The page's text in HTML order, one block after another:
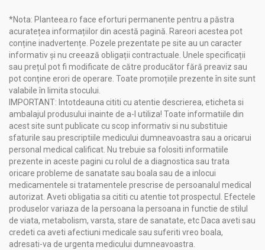
Compozitie
Unguent cu propolis 40g - NERA PLANT
Ce ingrediente conţine?
(RO)ulei de floarea soarelui, ceară de albine, ulei de măsline,
extract de coada-şoricelului, extract de rostopască, extract de
trei-fraţi-pătaţi, apă, alcool, miere de albine, extract de
propolis, extract de tătăneasă, ulei volatil de lavandă, linalool.
(INCI) Helianthus Annuus Seed Oil, Cera Alba, Olea Europaea
Fruit Oil, Achillea Milefolium Flower Extract, Chelidonium Majus
Extract, Viola Tricolor Extract, Aqua, Alcohol, Mel, Propolis
Extract, Symphytum Officinale Rhizome/Root Extract,
Lavandula Angustifolia Oil, Linalool.
*Nota: Planteea.ro face eforturi permanente pentru a păstra
acuratețea informațiilor din acestă pagină. Rareori acestea pot
conține inadvertențe. Pozele prezentate pe site au un caracter
informativ și nu creează obligații contractuale. Unele specificații
sau prețul pot fi modificate de către producător fără preaviz sau
pot conține erori de operare. Toate promoțiile prezente în site sunt
valabile în limita stocului.
IMPORTANT: Intotdeauna cititi cu atentie descrierea, eticheta si
ambalajul produsului inainte de a-l utiliza! Toate informatiile din
acest site sunt publicate cu scop informativ si nu substituie
sfaturile sau prescriptiile medicului dumneavoastra sau a oricarui
personal medical calificat. Nu trebuie sa folositi informatiile
prezente in aceste pagini cu rolul de a diagnostica sau trata
oricare probleme de sanatate sau boala sau de a inlocui
medicamentele si tratamentele prescrise de persoanalul medical
autorizat. Aveti obligatia sa cititi cu atentie tot prospectul. Efectele
produselor variaza de la persoana la persoana in functie de stilul
de viata, metabolism, varsta, stare de sanatate, etc Daca aveti sau
credeti ca aveti afectiuni medicale sau suferiti vreo boala,
adresati-va de urgenta medicului dumneavoastra.